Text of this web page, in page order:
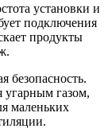
установки и
подключения
продукты
угарным газом,
маленьких